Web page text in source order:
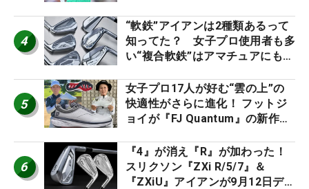
ー』 #女子プロセッティング
4
“軟鉄”アイアンは2種類あるって
知ってた？ 女子プロ使用者も多
い“複合軟鉄”はアマチュアにもオ
5
女子プロ17人が好む“雲の上”の
快適性がさらに進化！ フットジ
ョイが『FJ Quantum』の新作を
6
『4』が消え『R』が加わった！
スリクソン『ZXi R/5/7』＆
『ZXiU』アイアンが9月12日デ